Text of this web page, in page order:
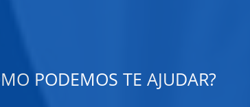
PODEMOS TE AJUDAR?